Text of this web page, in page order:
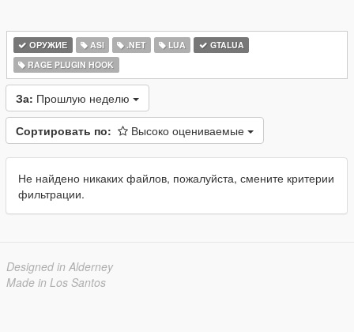
ОРУЖИЕ ASI .NET LUA
GTALUA
RAGE PLUGIN HOOK
За: Прошлую неделю
Сортировать по: Высоко оцениваемые
Не найдено никаких файлов, пожалуйста, смените критерии
фильтрации.
Designed in Alderney
Made in Los Santos